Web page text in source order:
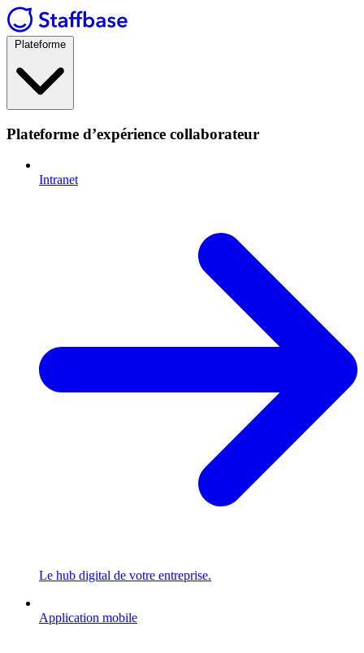
Plateforme
Plateforme d’expérience collaborateur
Intranet
Le hub digital de votre entreprise.
Application mobile